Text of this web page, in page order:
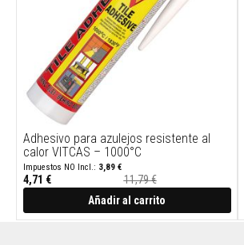
Cuerdas
empaquetadura
térmicas
Cuerdas
cintas
Adhesivo para azulejos resistente al
calor VITCAS – 1000°C
Precio
4,71 €
3,89 €
11,79 €
Añadir al carrito